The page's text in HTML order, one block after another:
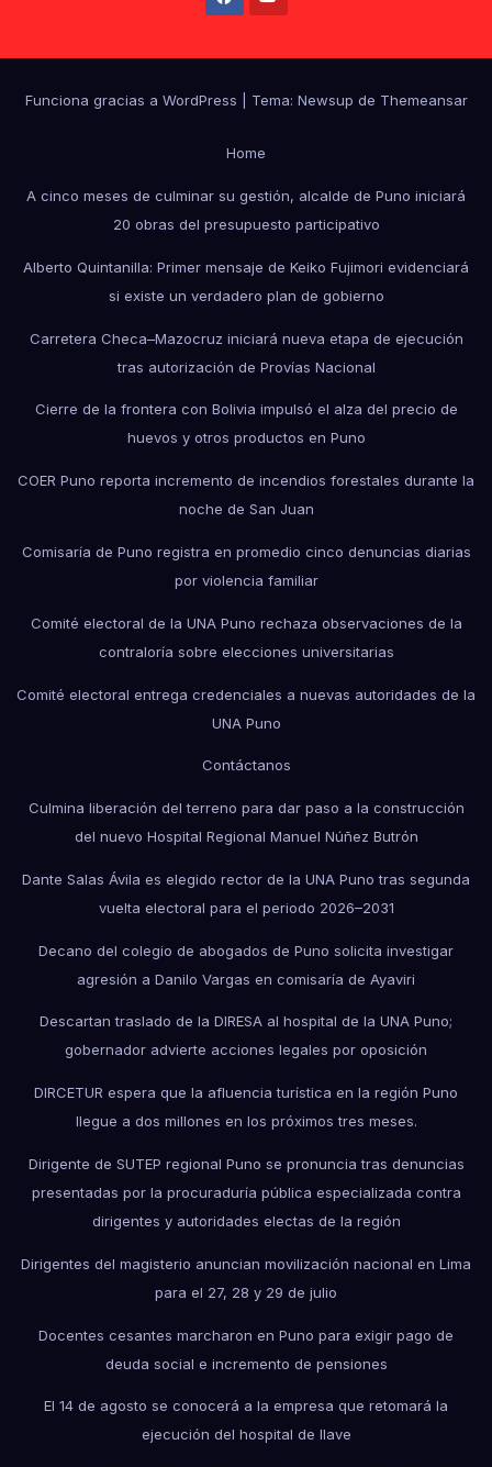
Funciona gracias a WordPress Tema: Newsup de Themeansar
Home
A cinco meses de culminar su gestión, alcalde de Puno iniciará
20 obras del presupuesto participativo
Alberto Quintanilla: Primer mensaje de Keiko Fujimori evidenciará
si existe un verdadero plan de gobierno
Carretera Checa–Mazocruz iniciará nueva etapa de ejecución
tras autorización de Provías Nacional
Cierre de la frontera con Bolivia impulsó el alza del precio de
huevos y otros productos en Puno
COER Puno reporta incremento de incendios forestales durante la
noche de San Juan
Comisaría de Puno registra en promedio cinco denuncias diarias
por violencia familiar
Comité electoral de la UNA Puno rechaza observaciones de la
contraloría sobre elecciones universitarias
Comité electoral entrega credenciales a nuevas autoridades de la
UNA Puno
Contáctanos
Culmina liberación del terreno para dar paso a la construcción
del nuevo Hospital Regional Manuel Núñez Butrón
Dante Salas Ávila es elegido rector de la UNA Puno tras segunda
vuelta electoral para el periodo 2026–2031
Decano del colegio de abogados de Puno solicita investigar
agresión a Danilo Vargas en comisaría de Ayaviri
Descartan traslado de la DIRESA al hospital de la UNA Puno;
gobernador advierte acciones legales por oposición
DIRCETUR espera que la afluencia turística en la región Puno
llegue a dos millones en los próximos tres meses.
Dirigente de SUTEP regional Puno se pronuncia tras denuncias
presentadas por la procuraduría pública especializada contra
dirigentes y autoridades electas de la región
Dirigentes del magisterio anuncian movilización nacional en Lima
para el 27, 28 y 29 de julio
Docentes cesantes marcharon en Puno para exigir pago de
deuda social e incremento de pensiones
El 14 de agosto se conocerá a la empresa que retomará la
ejecución del hospital de Ilave